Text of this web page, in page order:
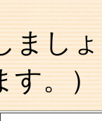
まし
す。）